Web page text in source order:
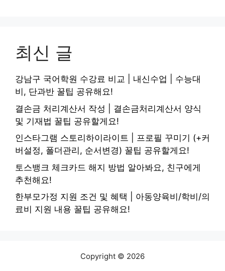
최신 글
강남구 국어학원 수강료 비교 | 내신수업 | 수능대
비, 단과반 꿀팁 공유해요!
결손금 처리계산서 작성 | 결손금처리계산서 양식
및 기재법 꿀팁 공유할게요!
인스타그램 스토리하이라이트 | 프로필 꾸미기 (+커
버설정, 폴더관리, 순서변경) 꿀팁 공유할게요!
토스뱅크 체크카드 해지 방법 알아봐요, 친구에게
추천해요!
한부모가정 지원 조건 및 혜택 | 아동양육비/학비/의
료비 지원 내용 꿀팁 공유해요!
Copyright © 2026